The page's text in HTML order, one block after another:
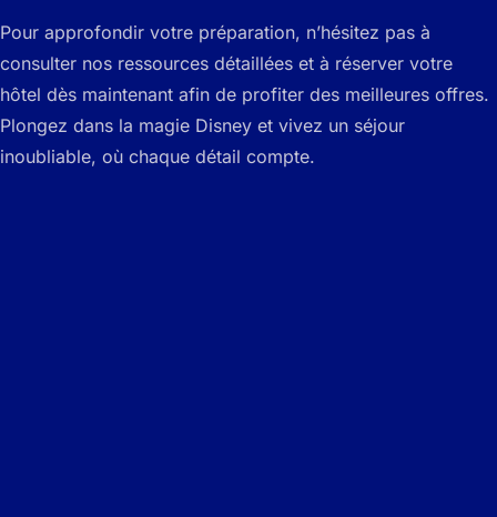
Pour approfondir votre préparation, n’hésitez pas à
consulter nos ressources détaillées et à réserver votre
hôtel dès maintenant afin de profiter des meilleures offres.
Plongez dans la magie Disney et vivez un séjour
inoubliable, où chaque détail compte.